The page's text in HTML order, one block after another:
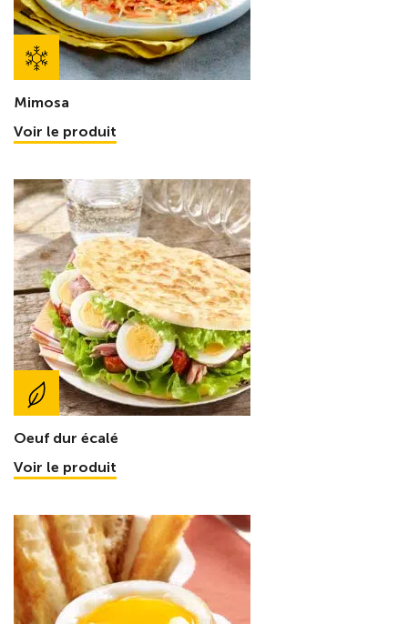
Mimosa
Voir le produit
Oeuf dur écalé
Voir le produit